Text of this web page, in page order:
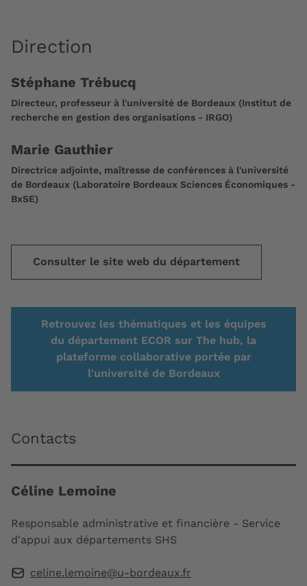
Direction
Stéphane Trébucq
Directeur, professeur à l'université de Bordeaux (Institut de
recherche en gestion des organisations - IRGO)
Marie Gauthier
Directrice adjointe, maîtresse de conférences à l'université
de Bordeaux (Laboratoire Bordeaux Sciences Économiques -
BxSE)
Consulter le site web du département
Retrouvez les thématiques et les équipes
du département ECOR sur The hub, la
plateforme collaborative portée par
l'université de Bordeaux
Contacts
Céline Lemoine
Responsable administrative et financière - Service
d'appui aux départements SHS
celine.lemoine@u-bordeaux.fr